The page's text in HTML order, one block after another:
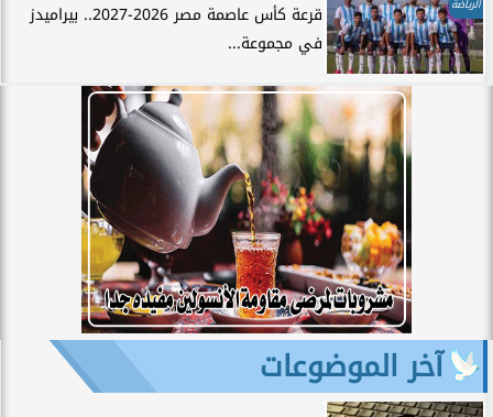
الرياضة
قرعة كأس عاصمة مصر 2026-2027.. بيراميدز
في مجموعة...
آخر الموضوعات